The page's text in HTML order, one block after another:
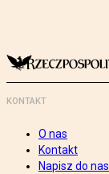
KONTAKT
O nas
Kontakt
Napisz do nas